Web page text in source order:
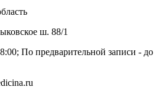
ш. 88/1
По предварительной записи - до